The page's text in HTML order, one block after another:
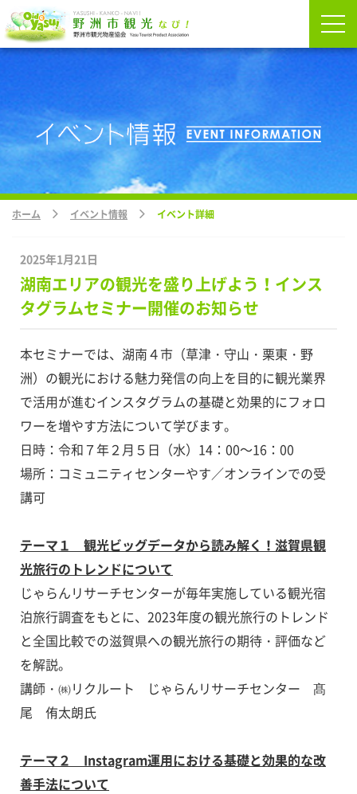
ホーム イベント情報 イベント詳細
2025年1月21日
湖南エリアの観光を盛り上げよう！インス
タグラムセミナー開催のお知らせ
本セミナーでは、湖南４市（草津・守山・栗東・野
洲）の観光における魅力発信の向上を目的に観光業界
で活用が進むインスタグラムの基礎と効果的にフォロ
ワーを増やす方法について学びます。
日時：令和７年２月５日（水）14：00～16：00
場所：コミュニティセンターやす／オンラインでの受
講可
テーマ１ 観光ビッグデータから読み解く！滋賀県観
光旅行のトレンドについて
じゃらんリサーチセンターが毎年実施している観光宿
泊旅行調査をもとに、2023年度の観光旅行のトレンド
と全国比較での滋賀県への観光旅行の期待・評価など
を解説。
講師・㈱リクルート じゃらんリサーチセンター 髙
尾 侑太朗氏
テーマ２ Instagram運用における基礎と効果的な改
善手法について